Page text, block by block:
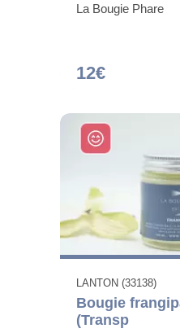
La Bougie Phare
12€
LANTON (33138)
Bougie
(Transp